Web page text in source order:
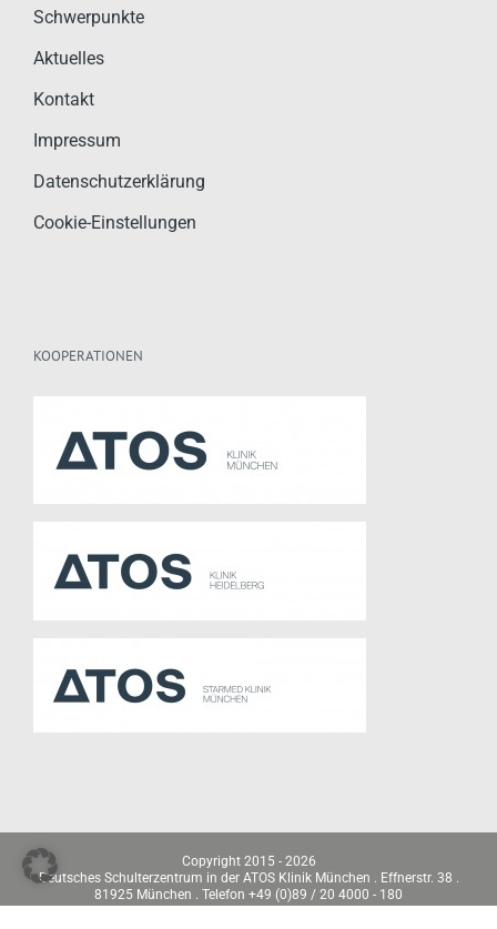
Schwerpunkte
Aktuelles
Kontakt
Impressum
Datenschutzerklärung
Cookie-Einstellungen
KOOPERATIONEN
Copyright 2015 - 2026
Deutsches Schulterzentrum in der ATOS Klinik München . Effnerstr. 38 .
81925 München . Telefon +49 (0)89 / 20 4000 - 180